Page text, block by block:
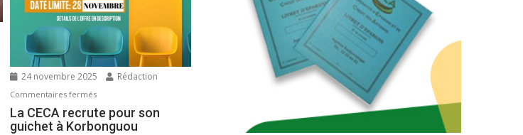
24 novembre 2025 Rédaction
Commentaires fermés
La CECA recrute pour son
guichet à Korbonguou